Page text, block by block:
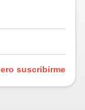
suscribirme